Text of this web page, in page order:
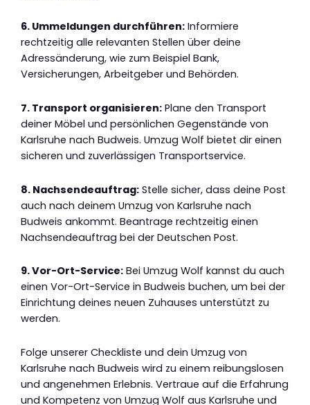
6. Ummeldungen durchführen: Informiere
rechtzeitig alle relevanten Stellen über deine
Adressänderung, wie zum Beispiel Bank,
Versicherungen, Arbeitgeber und Behörden.
7. Transport organisieren: Plane den Transport
deiner Möbel und persönlichen Gegenstände von
Karlsruhe nach Budweis. Umzug Wolf bietet dir einen
sicheren und zuverlässigen Transportservice.
8. Nachsendeauftrag: Stelle sicher, dass deine Post
auch nach deinem Umzug von Karlsruhe nach
Budweis ankommt. Beantrage rechtzeitig einen
Nachsendeauftrag bei der Deutschen Post.
9. Vor-Ort-Service: Bei Umzug Wolf kannst du auch
einen Vor-Ort-Service in Budweis buchen, um bei der
Einrichtung deines neuen Zuhauses unterstützt zu
werden.
Folge unserer Checkliste und dein Umzug von
Karlsruhe nach Budweis wird zu einem reibungslosen
und angenehmen Erlebnis. Vertraue auf die Erfahrung
und Kompetenz von Umzug Wolf aus Karlsruhe und